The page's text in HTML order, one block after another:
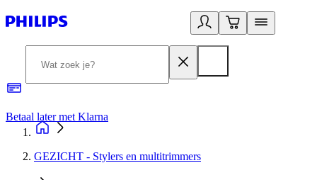
Betaal later met Klarna
GEZICHT - Stylers en multitrimmers